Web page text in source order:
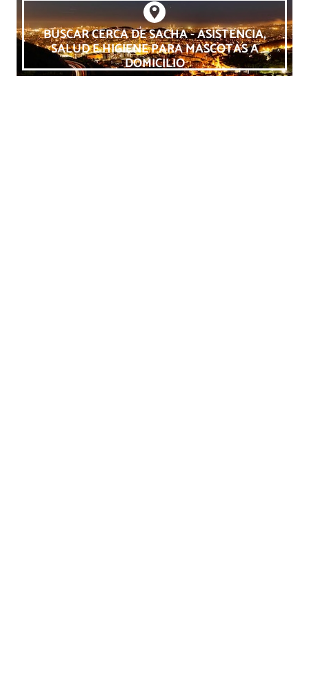
BUSCAR CERCA DE SACHA - ASISTENCIA,
SALUD E HIGIENE PARA MASCOTAS A
DOMICILIO